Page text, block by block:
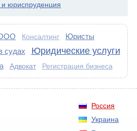
юриспруденция
ООО Консалтинг
Юристы
судах
Юридические услуги
Адвокат Регистрация бизнеса
Россия
Украина